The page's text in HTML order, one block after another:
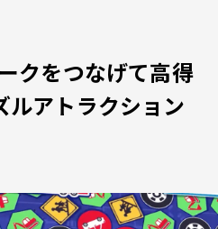
クをつなげて高得
ルアトラクション